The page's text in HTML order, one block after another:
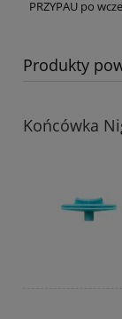
PRZYPAU po
Produkty
Końcówka